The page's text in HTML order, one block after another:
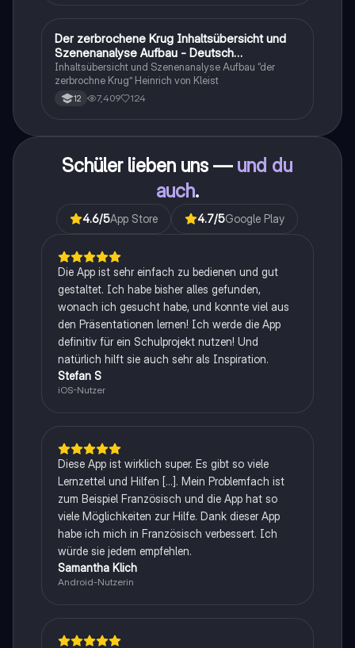
Deutsch
Der zerbrochene Krug Inhaltsübersicht und
Szenenanalyse Aufbau - Deutsch
Q1/Q2/Abitur
Inhaltsübersicht und Szenenanalyse Aufbau “der
zerbrochne Krug” Heinrich von Kleist
12 7,409 124
Schüler lieben uns — und du
auch.
4.6/5App Store 4.7/5Google Play
Die App ist sehr einfach zu bedienen und gut
gestaltet. Ich habe bisher alles gefunden,
wonach ich gesucht habe, und konnte viel aus
den Präsentationen lernen! Ich werde die App
definitiv für ein Schulprojekt nutzen! Und
natürlich hilft sie auch sehr als Inspiration.
Stefan S
iOS-Nutzer
Diese App ist wirklich super. Es gibt so viele
Lernzettel und Hilfen [...]. Mein Problemfach ist
zum Beispiel Französisch und die App hat so
viele Möglichkeiten zur Hilfe. Dank dieser App
habe ich mich in Französisch verbessert. Ich
würde sie jedem empfehlen.
Samantha Klich
Android-Nutzerin